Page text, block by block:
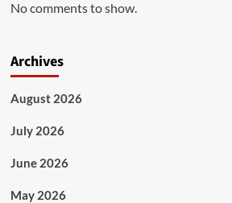
No comments to show.
Archives
August 2026
July 2026
June 2026
May 2026